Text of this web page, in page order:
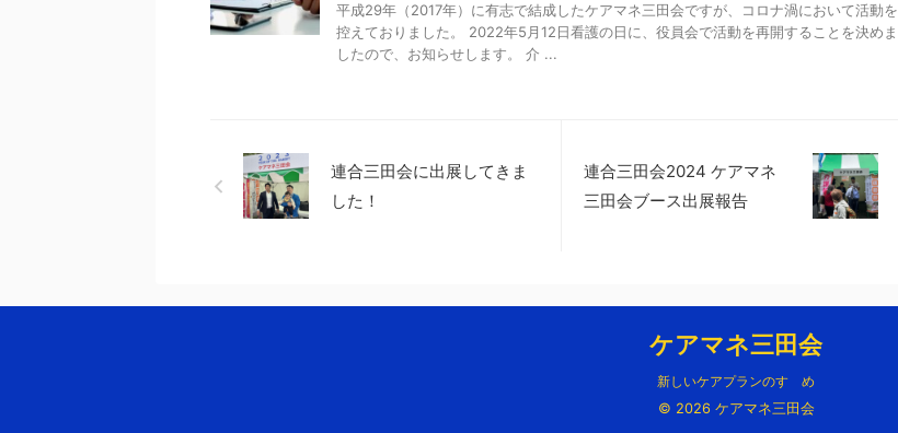
平成29年（2017年）に有志で結成したケアマネ三田会ですが、コロナ渦において活動を
控えておりました。 2022年5月12日看護の日に、役員会で活動を再開することを決めま
したので、お知らせします。 介 ...
連合三田会に出展してきま
した！
連合三田会2024 ケアマネ
三田会ブース出展報告
ケアマネ三田会
新しいケアプランのすゝめ
© 2026 ケアマネ三田会